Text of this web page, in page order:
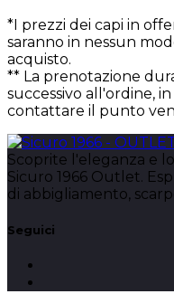
*I prezzi dei capi in
saranno in nessun
acquisto.
** La prenotazione
successivo all'ordine,
contattare il punto
Scoprite l'eleganza e
Sicuro 1966 Outlet.
di abbigliamento,
Seguici